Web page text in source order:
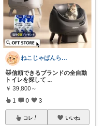
ねこじゃぱんらいふ🐈猫用品・猫グッズ
🐱信頼できるブランドの全自動
トイレを探して ...
￥ 39,800～
1 0 3
コレ いいね